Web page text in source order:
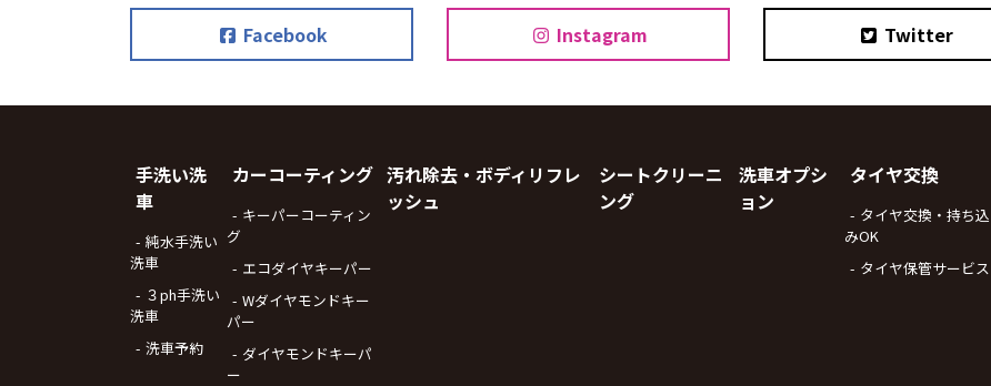
Facebook Instagram Twitter
手洗い洗
車
純水手洗い
洗車
３ph手洗い
洗車
洗車予約
カーコーティング
キーパーコーティン
グ
エコダイヤキーパー
Wダイヤモンドキー
パー
ダイヤモンドキーパ
ー
汚れ除去・ボディリフレ
ッシュ
シートクリーニ
ング
洗車オプシ
ョン
タイヤ交換
タイヤ交換・持ち込
みOK
タイヤ保管サービス